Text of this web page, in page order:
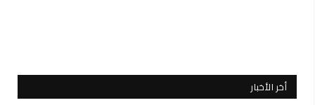
أخر الأخبار